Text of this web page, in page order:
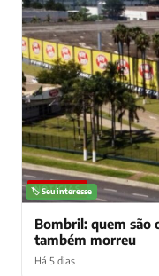
NOTÍCIAS
🏷️ Seu interesse
Bombril: quem são
também morreu
Há 5 dias